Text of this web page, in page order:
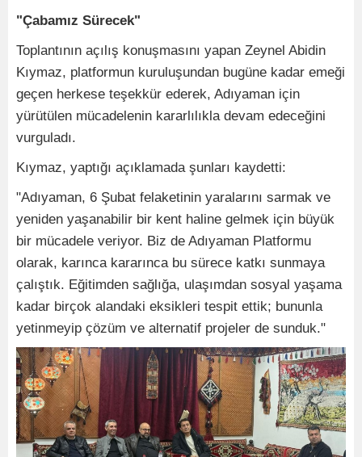
"Çabamız Sürecek"
Toplantının açılış konuşmasını yapan Zeynel Abidin
Kıymaz, platformun kuruluşundan bugüne kadar emeği
geçen herkese teşekkür ederek, Adıyaman için
yürütülen mücadelenin kararlılıkla devam edeceğini
vurguladı.
Kıymaz, yaptığı açıklamada şunları kaydetti:
"Adıyaman, 6 Şubat felaketinin yaralarını sarmak ve
yeniden yaşanabilir bir kent haline gelmek için büyük
bir mücadele veriyor. Biz de Adıyaman Platformu
olarak, karınca kararınca bu sürece katkı sunmaya
çalıştık. Eğitimden sağlığa, ulaşımdan sosyal yaşama
kadar birçok alandaki eksikleri tespit ettik; bununla
yetinmeyip çözüm ve alternatif projeler de sunduk."